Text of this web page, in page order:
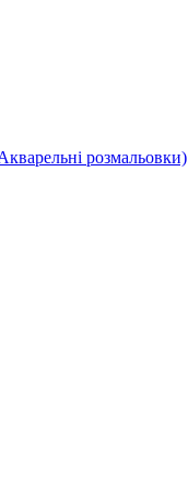
розмальовки)